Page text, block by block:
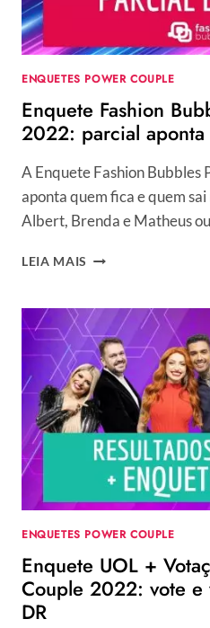
PARCIAIS
6ª
ENQUETES POWER COUPLE
Enquete Fashion
2022: parcial aponta
A Enquete Fashion Bubbles
aponta quem fica e quem
Albert, Brenda e Matheus
LEIA MAIS ENQUETE
POWER
COUPLE
2022:
PARCIAL
APONTA
QUEM
FICA
NA
5ª
ENQUETES POWER COUPLE
Enquete UOL +
Couple 2022: vote e
DR